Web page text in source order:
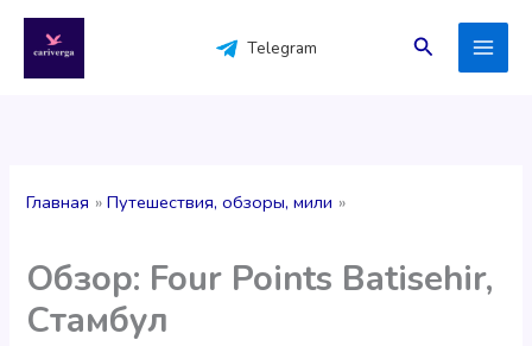
содержимому
Telegram Поиск
Главная Путешествия, обзоры, мили
Обзор: Four Points Batisehir,
Стамбул